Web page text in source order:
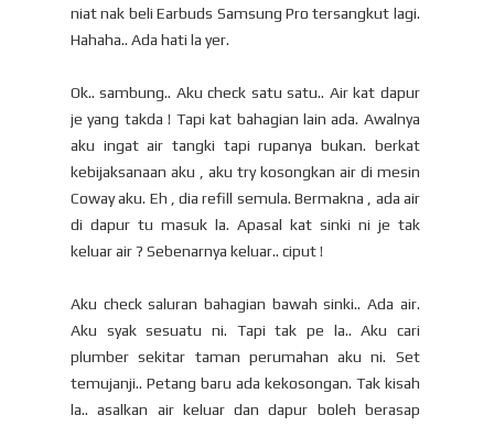
niat nak beli Earbuds Samsung Pro tersangkut lagi.
Hahaha.. Ada hati la yer.
Ok.. sambung.. Aku check satu satu.. Air kat dapur
je yang takda ! Tapi kat bahagian lain ada. Awalnya
aku ingat air tangki tapi rupanya bukan. berkat
kebijaksanaan aku , aku try kosongkan air di mesin
Coway aku. Eh , dia refill semula. Bermakna , ada air
di dapur tu masuk la. Apasal kat sinki ni je tak
keluar air ? Sebenarnya keluar.. ciput !
Aku check saluran bahagian bawah sinki.. Ada air.
Aku syak sesuatu ni. Tapi tak pe la.. Aku cari
plumber sekitar taman perumahan aku ni. Set
temujanji.. Petang baru ada kekosongan. Tak kisah
la.. asalkan air keluar dan dapur boleh berasap